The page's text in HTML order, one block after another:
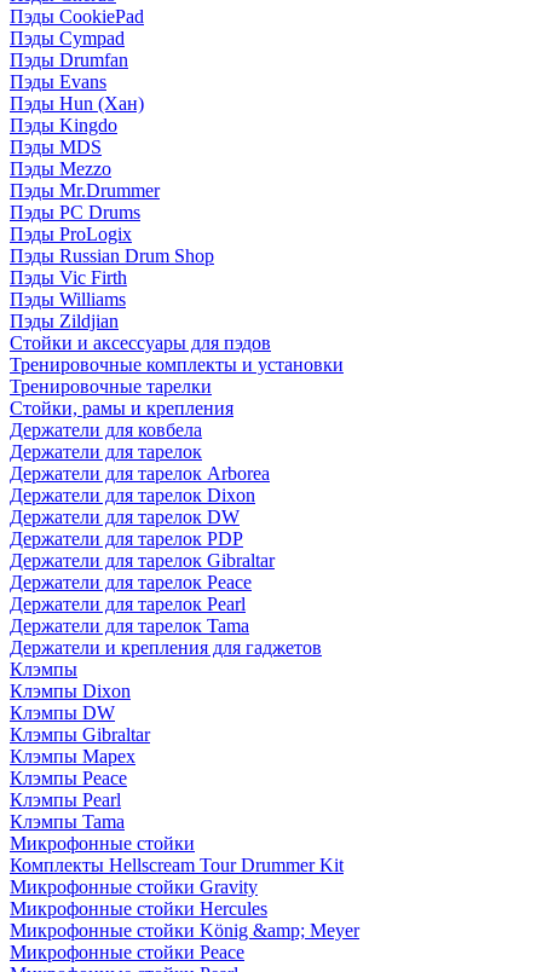
Пэды CookiePad
Пэды Cympad
Пэды Drumfan
Пэды Evans
Пэды Hun (Хан)
Пэды Kingdo
Пэды MDS
Пэды Mezzo
Пэды Mr.Drummer
Пэды PC Drums
Пэды ProLogix
Пэды Russian Drum Shop
Пэды Vic Firth
Пэды Williams
Пэды Zildjian
Стойки и аксессуары для пэдов
Тренировочные комплекты и установки
Тренировочные тарелки
Стойки, рамы и крепления
Держатели для ковбела
Держатели для тарелок
Держатели для тарелок Arborea
Держатели для тарелок Dixon
Держатели для тарелок DW
Держатели для тарелок PDP
Держатели для тарелок Gibraltar
Держатели для тарелок Peace
Держатели для тарелок Pearl
Держатели для тарелок Tama
Держатели и крепления для гаджетов
Клэмпы
Клэмпы Dixon
Клэмпы DW
Клэмпы Gibraltar
Клэмпы Mapex
Клэмпы Peace
Клэмпы Pearl
Клэмпы Tama
Микрофонные стойки
Комплекты Hellscream Tour Drummer Kit
Микрофонные стойки Gravity
Микрофонные стойки Hercules
Микрофонные стойки König &amp; Meyer
Микрофонные стойки Peace